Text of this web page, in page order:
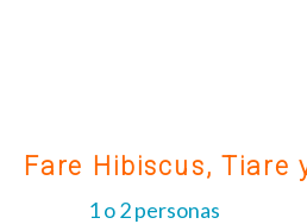
Fare Hibiscus, Tiare
1 o 2 personas